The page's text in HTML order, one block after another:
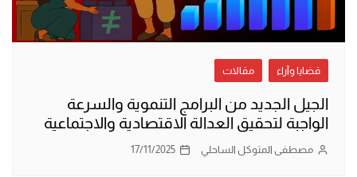
قضايا وآراء مقالات
الجيل الجديد من البرامج التنموية والسرعة
الواجبة لتحقيق العدالة الاقتصادية والاجتماعية
مصطفى المتوكل الساحلي 17/11/2025